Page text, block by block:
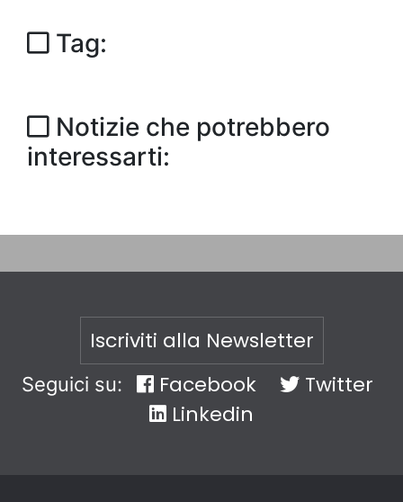
Tag:
Notizie che potrebbero
interessarti:
Iscriviti alla Newsletter
Seguici su: Facebook
Twitter
Linkedin